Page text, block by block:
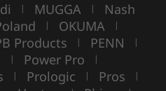
| MUGGA | Nash
| OKUMA |
Products | PENN |
| Power Pro |
| Prologic | Pros |